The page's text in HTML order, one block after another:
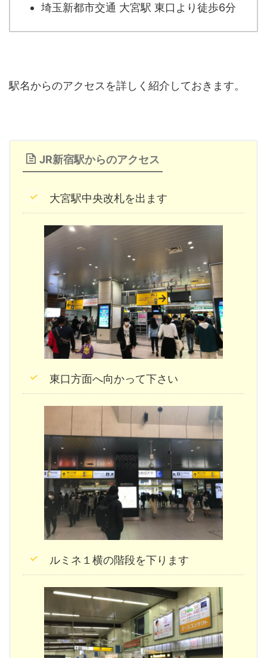
埼玉新都市交通 大宮駅 東口より徒歩6分
駅名からのアクセスを詳しく紹介しておきます。
JR新宿駅からのアクセス
大宮駅中央改札を出ます
東口方面へ向かって下さい
ルミネ１横の階段を下ります